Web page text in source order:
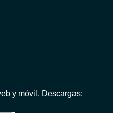
y móvil. Descargas: